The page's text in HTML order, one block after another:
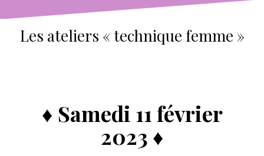
Les ateliers « technique femme »
♦ Samedi 11 février
2023 ♦